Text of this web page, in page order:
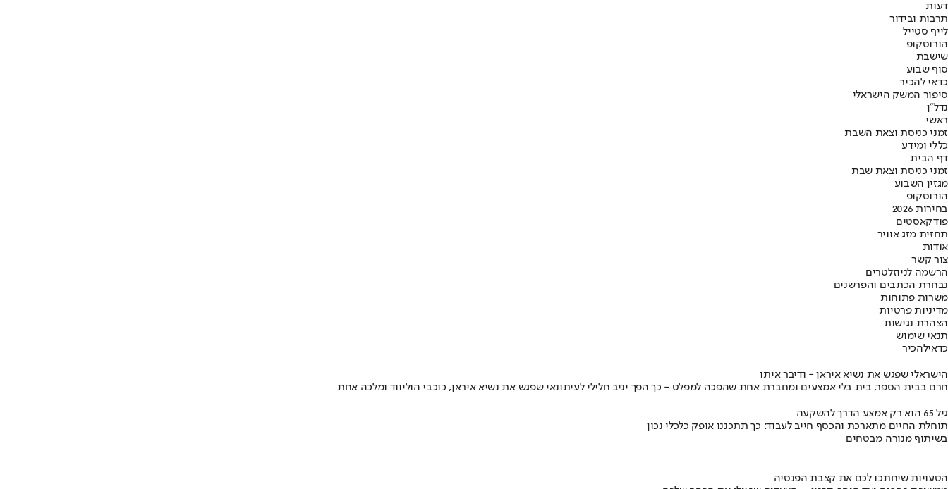
דעות
תרבות ובידור
לייף סטייל
הורוסקופ
שישבת
סוף שבוע
כדאי להכיר
סיפור המשק הישראלי
נדל"ן
ראשי
זמני כניסת וצאת השבת
כללי ומידע
דף הבית
זמני כניסת וצאת שבת
מגזין השבוע
הורוסקופ
בחירות 2026
פודקאסטים
תחזית מזג אוויר
אודות
צור קשר
הרשמה לניוזלטרים
נבחרת הכתבים והפרשנים
משרות פתוחות
מדיניות פרטיות
הצהרת נגישות
תנאי שימוש
כדאילהכיר
הישראלי שפגש את נשיא איראן - ודיבר איתו
חרם בבית הספר, בית בלי אמצעים ומחברת אחת שהפכה למפלט - כך הפך יניב חלילי לעיתונאי שפגש את נשיא איראן, כוכבי הוליווד ומלכה אחת
גיל 65 הוא רק אמצע הדרך להשקעה
תוחלת החיים מתארכת והכסף חייב לעבוד: כך תתכננו אופק כלכלי נכון
בשיתוף מנורה מבטחים
הטעויות שיחתכו לכם את קצבת הפנסיה